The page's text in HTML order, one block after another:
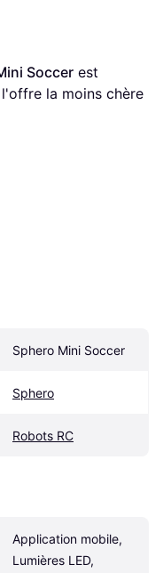
Soccer
la moins chère
Sphero Mini Soccer
Sphero
Robots RC
Application mobile,
Lumières LED,